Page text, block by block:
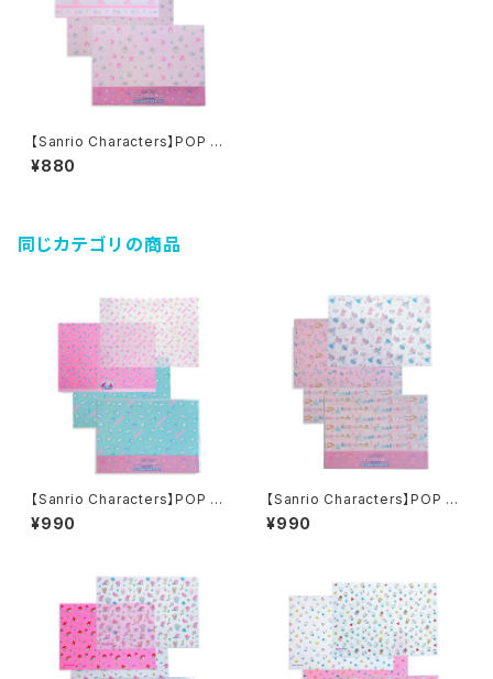
【Sanrio Characters】POP PI
NK PRINT! Design paper s
et / LITTLE TWIN STARS /
¥880
同じカテゴリの商品
【Sanrio Characters】POP PI
NK PRINT!Tracing paper s
et /FRESH PUNCH/トレーシ
¥990
【Sanrio Characters】POP PI
NK PRINT!Tracing paper s
et /MARRONCREAM/トレー
¥990